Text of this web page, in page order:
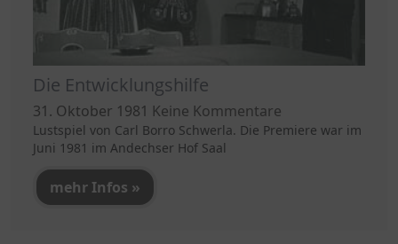
Die Entwicklungshilfe
31. Oktober 1981 Keine Kommentare
Lustspiel von Carl Borro Schwerla. Die Premiere war im
Juni 1981 im Andechser Hof Saal
mehr Infos »